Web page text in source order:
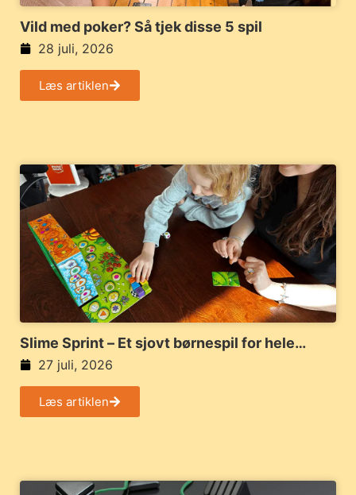
Vild med poker? Så tjek disse 5 spil
28 juli, 2026
Læs artiklen
Slime Sprint – Et sjovt børnespil for hele
familien
27 juli, 2026
Læs artiklen